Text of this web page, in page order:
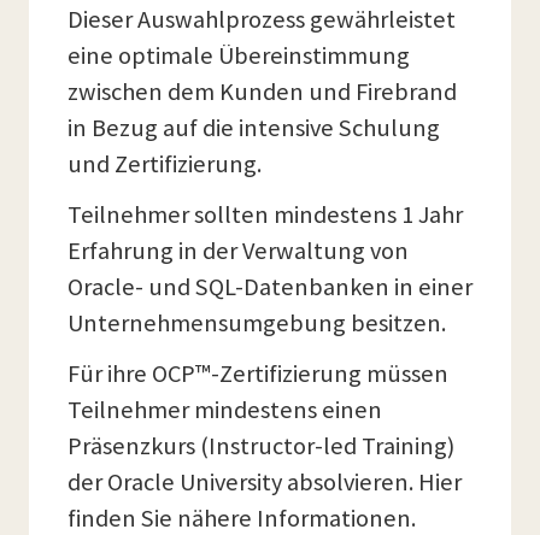
Dieser Auswahlprozess gewährleistet
eine optimale Übereinstimmung
zwischen dem Kunden und Firebrand
in Bezug auf die intensive Schulung
und Zertifizierung.
Teilnehmer sollten mindestens 1 Jahr
Erfahrung in der Verwaltung von
Oracle- und SQL-Datenbanken in einer
Unternehmensumgebung besitzen.
Für ihre OCP™-Zertifizierung müssen
Teilnehmer mindestens einen
Präsenzkurs (Instructor-led Training)
der Oracle University absolvieren. Hier
finden Sie nähere Informationen.